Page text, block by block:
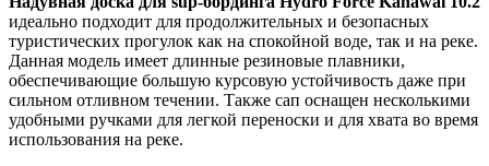
идеально подходит для продолжительных и безопасных
туристических прогулок как на спокойной воде, так и на реке.
Данная модель имеет длинные резиновые плавники,
обеспечивающие большую курсовую устойчивость даже при
сильном отливном течении. Также сап оснащен несколькими
удобными ручками для легкой переноски и для хвата во время
использования на реке.